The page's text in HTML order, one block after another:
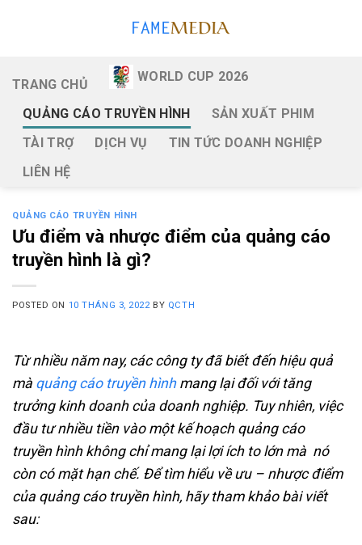
TRANG CHỦ
WORLD CUP 2026
QUẢNG CÁO TRUYỀN HÌNH
SẢN XUẤT PHIM
TÀI TRỢ
DỊCH VỤ
TIN TỨC DOANH NGHIỆP
LIÊN HỆ
QUẢNG CÁO TRUYỀN HÌNH
Ưu điểm và nhược điểm của quảng cáo
truyền hình là gì?
POSTED ON 10 THÁNG 3, 2022 BY QCTH
Từ nhiều năm nay, các công ty đã biết đến hiệu quả
mà quảng cáo truyền hìnhmang lại đối với tăng
trưởng kinh doanh của doanh nghiệp. Tuy nhiên, việc
đầu tư nhiều tiền vào một kế hoạch quảng cáo
truyền hình không chỉ mang lại lợi ích to lớn mà nó
còn có mặt hạn chế. Để tìm hiểu về ưu – nhược điểm
của quảng cáo truyền hình, hãy tham khảo bài viết
sau: